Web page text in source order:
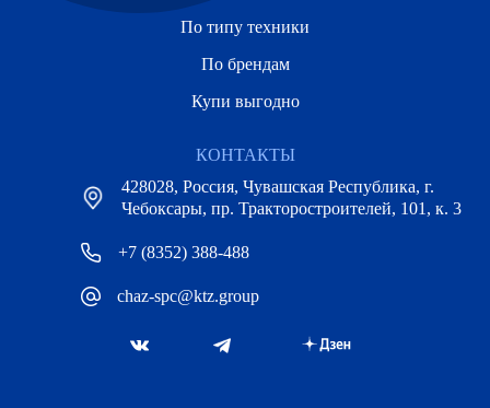
По типу техники
По брендам
Купи выгодно
КОНТАКТЫ
428028, Россия, Чувашская Республика, г.
Чебоксары, пр. Тракторостроителей, 101, к. 3
+7 (8352) 388-488
chaz-spc@ktz.group